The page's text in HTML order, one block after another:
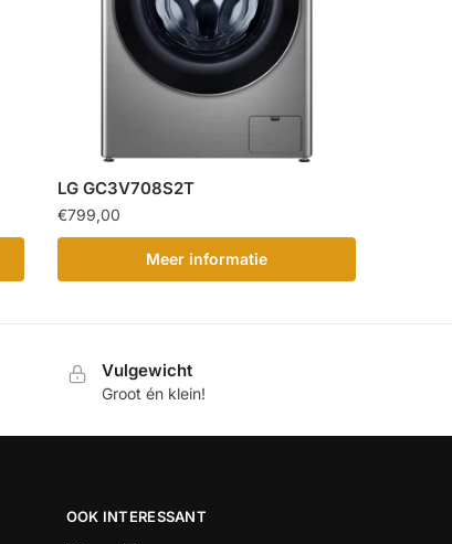
LG GC3V708S2T
€799,00
Meer informatie
Vulgewicht
Groot én klein!
OOK INTERESSANT